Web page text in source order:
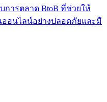
การตลาด BtoB ที่ช่วยให้
อนไลน์อย่างปลอดภัยและมี